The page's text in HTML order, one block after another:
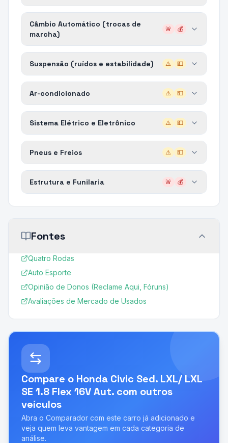
Câmbio Automático (trocas de
marcha)
🚨 💰
Suspensão (ruídos e estabilidade) ⚠️ 💵
Ar-condicionado ⚠️ 💵
Sistema Elétrico e Eletrônico ⚠️ 💵
Pneus e Freios ⚠️ 💵
Estrutura e Funilaria 🚨 💰
Fontes
Quatro Rodas
Auto Esporte
Opinião de Donos (Reclame Aqui, Fóruns)
Avaliações de Mercado de Usados
Compare o Honda Civic Sed. LXL/ LXL
SE 1.8 Flex 16V Aut. com outros
veículos
Abra o Comparador com este carro já adicionado e
veja quem leva vantagem em cada categoria de
análise.